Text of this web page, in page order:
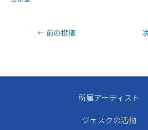
← 前の投稿
所属アーティスト
ジェスクの活動